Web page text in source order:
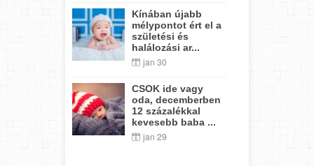
Kínában újabb
mélypontot ért el a
születési és
halálozási ar...
jan 30
CSOK ide vagy
oda, decemberben
12 százalékkal
kevesebb baba ...
jan 29